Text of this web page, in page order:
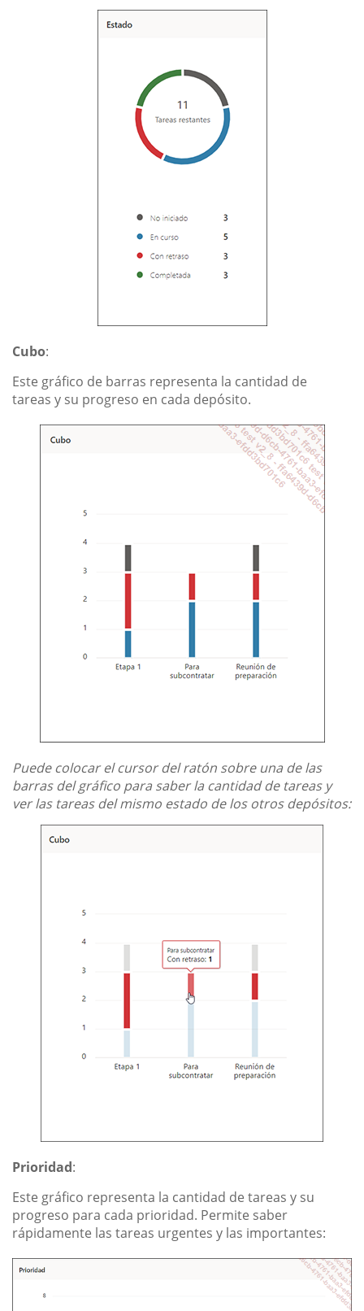
Cubo:
Este gráfico de barras representa la cantidad de
tareas y su progreso en cada depósito.
Puede colocar el cursor del ratón sobre una de las
barras del gráfico para saber la cantidad de tareas y
ver las tareas del mismo estado de los otros depósitos:
Prioridad:
Este gráfico representa la cantidad de tareas y su
progreso para cada prioridad. Permite saber
rápidamente las tareas urgentes y las importantes: